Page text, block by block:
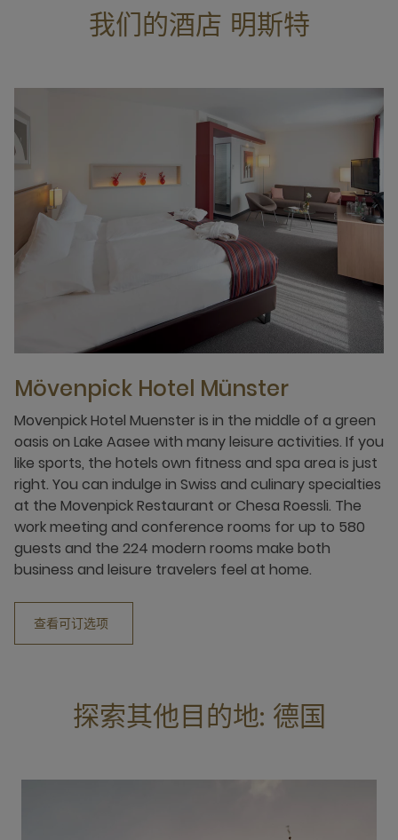
我们的酒店 明斯特
Mövenpick Hotel Münster
Movenpick Hotel Muenster is in the middle of a green
oasis on Lake Aasee with many leisure activities. If you
like sports, the hotels own fitness and spa area is just
right. You can indulge in Swiss and culinary specialties
at the Movenpick Restaurant or Chesa Roessli. The
work meeting and conference rooms for up to 580
guests and the 224 modern rooms make both
business and leisure travelers feel at home.
查看可订选项
探索其他目的地: 德国